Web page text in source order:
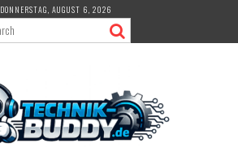
DONNERSTAG, AUGUST 6, 2026